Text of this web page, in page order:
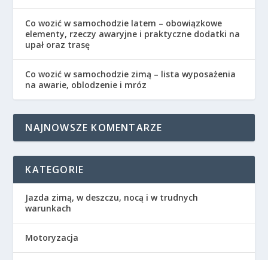
Co wozić w samochodzie latem – obowiązkowe
elementy, rzeczy awaryjne i praktyczne dodatki na
upał oraz trasę
Co wozić w samochodzie zimą – lista wyposażenia
na awarie, oblodzenie i mróz
NAJNOWSZE KOMENTARZE
KATEGORIE
Jazda zimą, w deszczu, nocą i w trudnych
warunkach
Motoryzacja